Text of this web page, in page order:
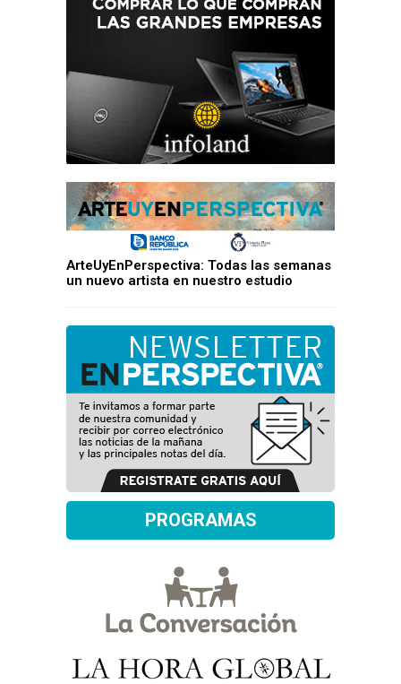
ArteUyEnPerspectiva: Todas las semanas
un nuevo artista en nuestro estudio
PROGRAMAS